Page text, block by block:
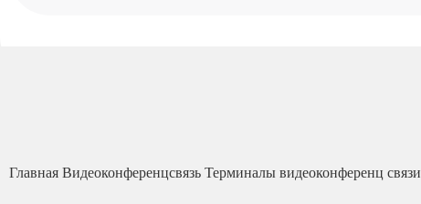
Главная Видеоконференцсвязь Терминалы видеоконференц связи